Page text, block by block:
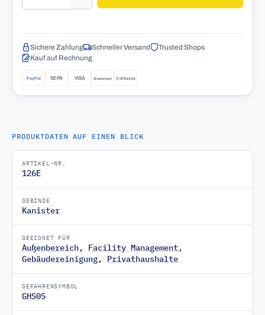
Sichere Zahlung Schneller Versand
Trusted Shops
Kauf auf Rechnung
PRODUKTDATEN AUF EINEN BLICK
ARTIKEL-NR.
126E
GEBINDE
Kanister
GEEIGNET FÜR
Außenbereich, Facility Management,
Gebäudereinigung, Privathaushalte
GEFAHRENSYMBOL
GHS05